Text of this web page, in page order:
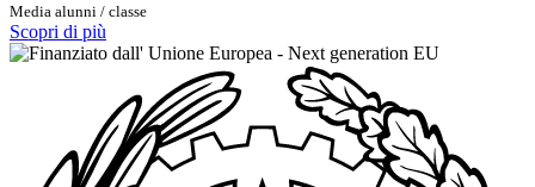
Media alunni / classe
Scopri di più